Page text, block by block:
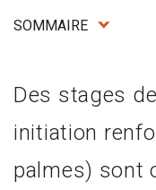
SOMMAIRE
Des stages
initiation
palmes) sont